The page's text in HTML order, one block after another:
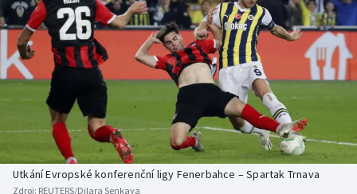
DALŠÍ SPORTY
Americký fotbal
Baseball a softbal
Basketbal
Biatlon
NEPŘEHLÉDNĚTE
Soutěže
Historické návraty
Aplikace ČT sport
Utkání Evropské konferenční ligy Fenerbahce – Spartak Trnava
Zdroj: REUTERS/Dilara Senkaya